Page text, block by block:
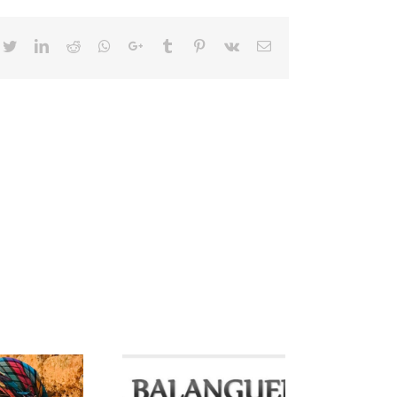
TwitterLinkedIn
Reddit Whatsapp
Google+Tumblr Pinterest
Vk Email